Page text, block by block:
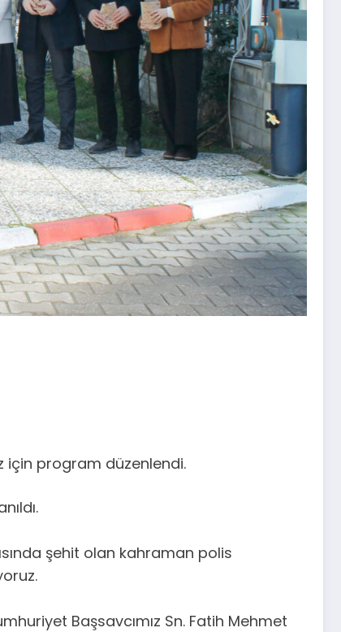
için program düzenlendi.
şehit olan kahraman polis
Başsavcımız Sn. Fatih Mehmet